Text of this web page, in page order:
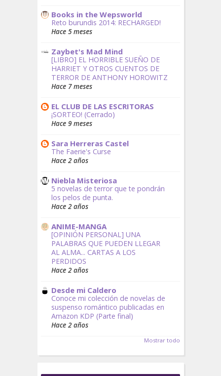
Books in the Wepsworld
Reto burundis 2014: RECHARGED!
Hace 5 meses
Zaybet's Mad Mind
[LIBRO] EL HORRIBLE SUEÑO DE
HARRIET Y OTROS CUENTOS DE
TERROR DE ANTHONY HOROWITZ
Hace 7 meses
EL CLUB DE LAS ESCRITORAS
¡SORTEO! (Cerrado)
Hace 9 meses
Sara Herreras Castel
The Faerie's Curse
Hace 2 años
Niebla Misteriosa
5 novelas de terror que te pondrán
los pelos de punta.
Hace 2 años
ANIME-MANGA
[OPINIÓN PERSONAL] UNA
PALABRAS QUE PUEDEN LLEGAR
AL ALMA... CARTAS A LOS
PERDIDOS
Hace 2 años
Desde mi Caldero
Conoce mi colección de novelas de
suspenso romántico publicadas en
Amazon KDP (Parte final)
Hace 2 años
Mostrar todo